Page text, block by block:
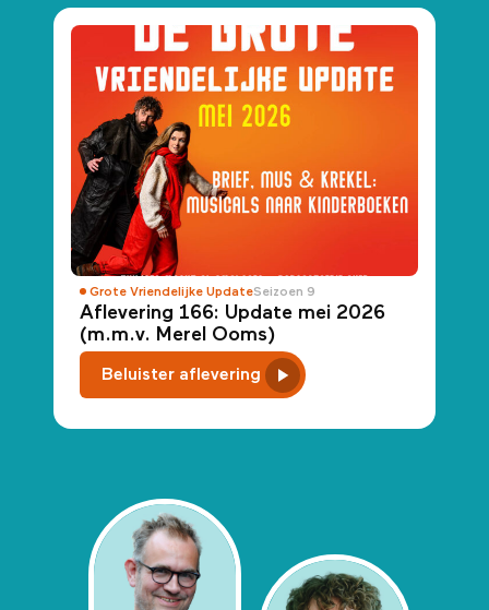
Grote Vriendelijke UpdateSeizoen 9
Aflevering 166: Update mei 2026
(m.m.v. Merel Ooms)
Beluister aflevering